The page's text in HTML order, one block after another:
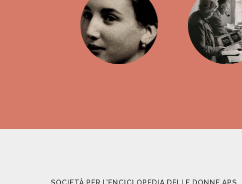
SOCIETÀ PER L'ENCICLOPEDIA DELLE DONNE APS